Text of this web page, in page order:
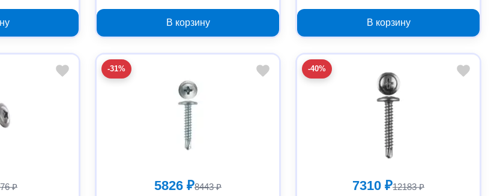
мм, 100 шт
В корзину
мм, 100 шт
В корзину
₽
-31%
5826 ₽8443 ₽
-40%
7310 ₽12183 ₽